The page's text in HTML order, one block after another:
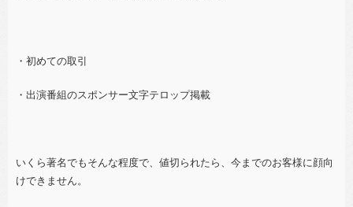
・初めての取引
・出演番組のスポンサー文字テロップ掲載
いくら著名でもそんな程度で、値切られたら、今までのお客様に顔向
けできません。